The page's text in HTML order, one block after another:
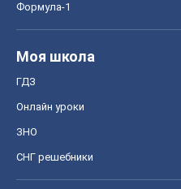
Формула-1
Моя школа
ГДЗ
Онлайн уроки
ЗНО
СНГ решебники